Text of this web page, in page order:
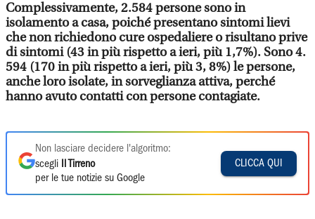
Complessivamente, 2.584 persone sono in
isolamento a casa, poiché presentano sintomi lievi
che non richiedono cure ospedaliere o risultano prive
di sintomi (43 in più rispetto a ieri, più 1,7%). Sono 4.
594 (170 in più rispetto a ieri, più 3, 8%) le persone,
anche loro isolate, in sorveglianza attiva, perché
hanno avuto contatti con persone contagiate.
Non lasciare decidere l'algoritmo:
scegli
Il Tirreno
per le tue notizie su Google
CLICCA QUI